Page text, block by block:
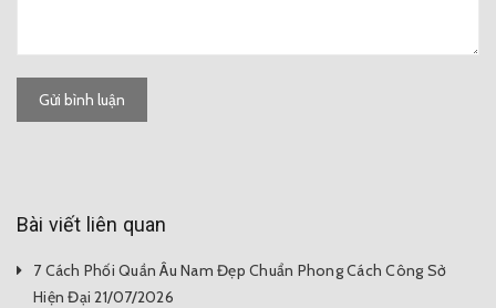
Gửi bình luận
Bài viết liên quan
7 Cách Phối Quần Âu Nam Đẹp Chuẩn Phong Cách Công Sở
Hiện Đại 21/07/2026